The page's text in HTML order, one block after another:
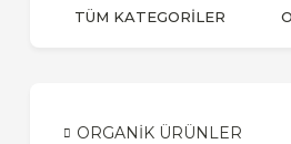
TÜM KATEGORİLER
ORGANİK ÜRÜNLER